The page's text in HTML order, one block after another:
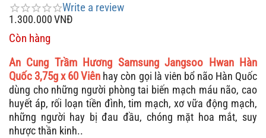
Write a review
1.300.000VNĐ
Còn hàng
An Cung Trầm Hương Samsung Jangsoo Hwan Hàn
Quốc 3,75g x 60 Viên hay còn gọi là viên bổ não Hàn Quốc
dùng cho những người phòng tai biến mạch máu não, cao
huyết áp, rối loạn tiền đình,tim mạch, xơ vữa động mạch,
những người hay bị đau đầu, chóng mặt hoa mắt, suy
nhược thần kinh..